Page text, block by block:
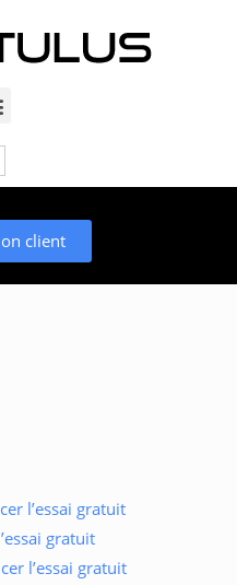
client
l’essai gratuit
gratuit
l’essai gratuit